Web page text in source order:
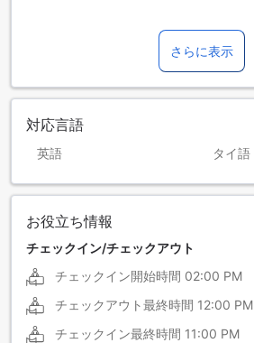
さらに表示
対応言語
英語 タイ語
お役立ち情報
チェックイン/チェックアウト
チェックイン開始時間 02:00 PM
チェックアウト最終時間 12:00 PM
チェックイン最終時間 11:00 PM